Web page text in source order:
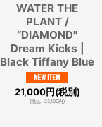
WATER THE
PLANT /
“DIAMOND"
Dream Kicks |
Black Tiffany Blue
21,000円(税別)
(税込: 23,100円)